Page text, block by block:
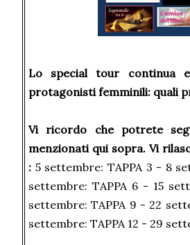
Lo special tour continua
protagonisti femminili: quali
Vi ricordo che potrete
menzionati qui sopra. Vi
: 5 settembre: TAPPA 3 - 8
settembre: TAPPA 6 - 15
settembre: TAPPA 9 - 22
settembre: TAPPA 12 - 29